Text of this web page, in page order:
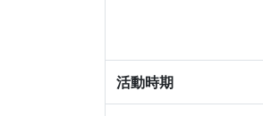
活動時期